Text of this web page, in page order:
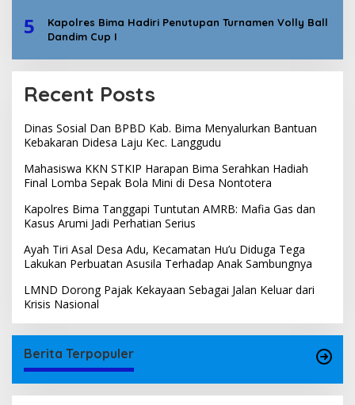
5
Kapolres Bima Hadiri Penutupan Turnamen Volly Ball
Dandim Cup I
Recent Posts
Dinas Sosial Dan BPBD Kab. Bima Menyalurkan Bantuan
Kebakaran Didesa Laju Kec. Langgudu
Mahasiswa KKN STKIP Harapan Bima Serahkan Hadiah
Final Lomba Sepak Bola Mini di Desa Nontotera
Kapolres Bima Tanggapi Tuntutan AMRB: Mafia Gas dan
Kasus Arumi Jadi Perhatian Serius
Ayah Tiri Asal Desa Adu, Kecamatan Hu’u Diduga Tega
Lakukan Perbuatan Asusila Terhadap Anak Sambungnya
LMND Dorong Pajak Kekayaan Sebagai Jalan Keluar dari
Krisis Nasional
Berita Terpopuler